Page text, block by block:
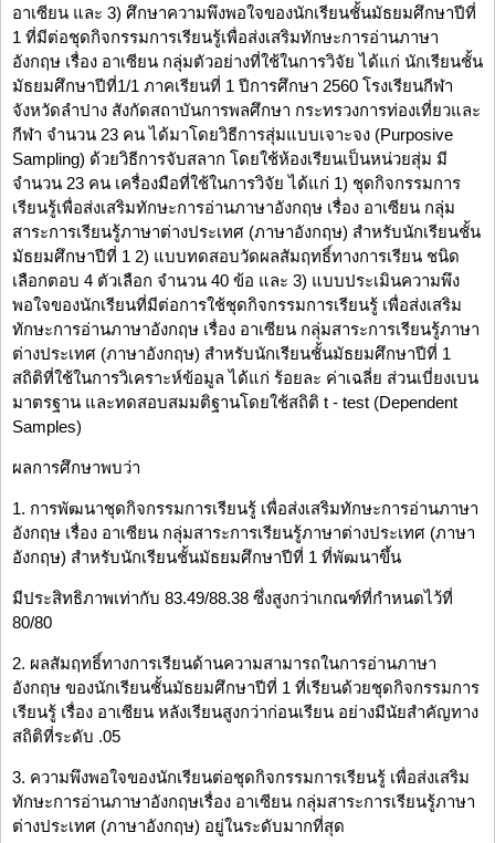
อาเซียน และ 3) ศึกษาความพึงพอใจของนักเรียนชั้นมัธยมศึกษาปีที่
1 ที่มีต่อชุดกิจกรรมการเรียนรู้เพื่อส่งเสริมทักษะการอ่านภาษา
อังกฤษ เรื่อง อาเซียน กลุ่มตัวอย่างที่ใช้ในการวิจัย ได้แก่ นักเรียนชั้น
มัธยมศึกษาปีที่1/1 ภาคเรียนที่ 1 ปีการศึกษา 2560 โรงเรียนกีฬา
จังหวัดลำปาง สังกัดสถาบันการพลศึกษา กระทรวงการท่องเที่ยวและ
กีฬา จำนวน 23 คน ได้มาโดยวิธีการสุ่มแบบเจาะจง (Purposive
Sampling) ด้วยวิธีการจับสลาก โดยใช้ห้องเรียนเป็นหน่วยสุ่ม มี
จำนวน 23 คน เครื่องมือที่ใช้ในการวิจัย ได้แก่ 1) ชุดกิจกรรมการ
เรียนรู้เพื่อส่งเสริมทักษะการอ่านภาษาอังกฤษ เรื่อง อาเซียน กลุ่ม
สาระการเรียนรู้ภาษาต่างประเทศ (ภาษาอังกฤษ) สำหรับนักเรียนชั้น
มัธยมศึกษาปีที่ 1 2) แบบทดสอบวัดผลสัมฤทธิ์ทางการเรียน ชนิด
เลือกตอบ 4 ตัวเลือก จำนวน 40 ข้อ และ 3) แบบประเมินความพึง
พอใจของนักเรียนที่มีต่อการใช้ชุดกิจกรรมการเรียนรู้ เพื่อส่งเสริม
ทักษะการอ่านภาษาอังกฤษ เรื่อง อาเซียน กลุ่มสาระการเรียนรู้ภาษา
ต่างประเทศ (ภาษาอังกฤษ) สำหรับนักเรียนชั้นมัธยมศึกษาปีที่ 1
สถิติที่ใช้ในการวิเคราะห์ข้อมูล ได้แก่ ร้อยละ ค่าเฉลี่ย ส่วนเบี่ยงเบน
มาตรฐาน และทดสอบสมมติฐานโดยใช้สถิติ t - test (Dependent
Samples)
ผลการศึกษาพบว่า
1. การพัฒนาชุดกิจกรรมการเรียนรู้ เพื่อส่งเสริมทักษะการอ่านภาษา
อังกฤษ เรื่อง อาเซียน กลุ่มสาระการเรียนรู้ภาษาต่างประเทศ (ภาษา
อังกฤษ) สำหรับนักเรียนชั้นมัธยมศึกษาปีที่ 1 ที่พัฒนาขึ้น
มีประสิทธิภาพเท่ากับ 83.49/88.38 ซึ่งสูงกว่าเกณฑ์ที่กำหนดไว้ที่
80/80
2. ผลสัมฤทธิ์ทางการเรียนด้านความสามารถในการอ่านภาษา
อังกฤษ ของนักเรียนชั้นมัธยมศึกษาปีที่ 1 ที่เรียนด้วยชุดกิจกรรมการ
เรียนรู้ เรื่อง อาเซียน หลังเรียนสูงกว่าก่อนเรียน อย่างมีนัยสำคัญทาง
สถิติที่ระดับ .05
3. ความพึงพอใจของนักเรียนต่อชุดกิจกรรมการเรียนรู้ เพื่อส่งเสริม
ทักษะการอ่านภาษาอังกฤษเรื่อง อาเซียน กลุ่มสาระการเรียนรู้ภาษา
ต่างประเทศ (ภาษาอังกฤษ) อยู่ในระดับมากที่สุด